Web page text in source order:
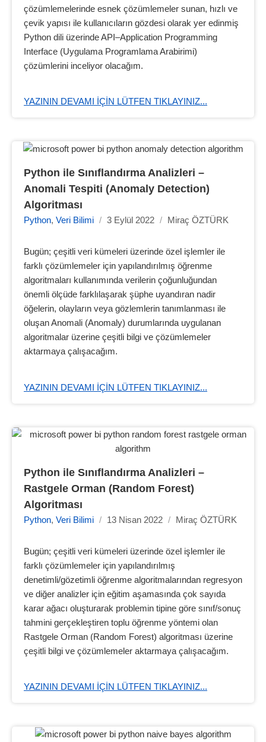
çözümlemelerinde esnek çözümlemeler sunan, hızlı ve
çevik yapısı ile kullanıcıların gözdesi olarak yer edinmiş
Python dili üzerinde API–Application Programming
Interface (Uygulama Programlama Arabirimi)
çözümlerini inceliyor olacağım.
YAZININ DEVAMI IÇIN LÜTFEN TIKLAYINIZ...
Python ile Sınıflandırma Analizleri –
Anomali Tespiti (Anomaly Detection)
Algoritması
Python, Veri Bilimi / 3 Eylül 2022 / Miraç ÖZTÜRK
Bugün; çeşitli veri kümeleri üzerinde özel işlemler ile
farklı çözümlemeler için yapılandırılmış öğrenme
algoritmaları kullanımında verilerin çoğunluğundan
önemli ölçüde farklılaşarak şüphe uyandıran nadir
öğelerin, olayların veya gözlemlerin tanımlanması ile
oluşan Anomali (Anomaly) durumlarında uygulanan
algoritmalar üzerine çeşitli bilgi ve çözümlemeler
aktarmaya çalışacağım.
YAZININ DEVAMI IÇIN LÜTFEN TIKLAYINIZ...
Python ile Sınıflandırma Analizleri –
Rastgele Orman (Random Forest)
Algoritması
Python, Veri Bilimi / 13 Nisan 2022 / Miraç ÖZTÜRK
Bugün; çeşitli veri kümeleri üzerinde özel işlemler ile
farklı çözümlemeler için yapılandırılmış
denetimli/gözetimli öğrenme algoritmalarından regresyon
ve diğer analizler için eğitim aşamasında çok sayıda
karar ağacı oluşturarak problemin tipine göre sınıf/sonuç
tahmini gerçekleştiren toplu öğrenme yöntemi olan
Rastgele Orman (Random Forest) algoritması üzerine
çeşitli bilgi ve çözümlemeler aktarmaya çalışacağım.
YAZININ DEVAMI IÇIN LÜTFEN TIKLAYINIZ...